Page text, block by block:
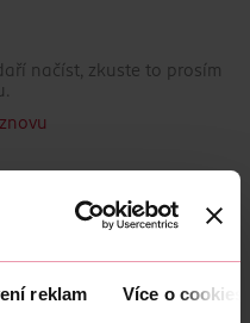
reklam Více o cookies
načíst, zkuste to prosím